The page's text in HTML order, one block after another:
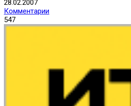
28.02.2007
Комментарии
547